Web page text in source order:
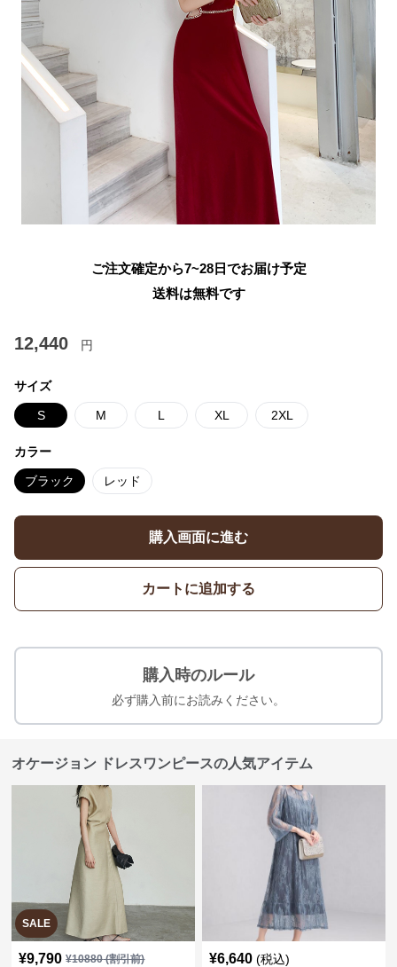
ご注文確定から7~28日でお届け予定
送料は無料です
12,440 円
サイズ
S M L XL 2XL
カラー
ブラック レッド
購入画面に進む
カートに追加する
購入時のルール
必ず購入前にお読みください。
オケージョン ドレスワンピースの人気アイテム
SALE
¥9,790 ¥10880(割引前) ¥6,640 (税込)